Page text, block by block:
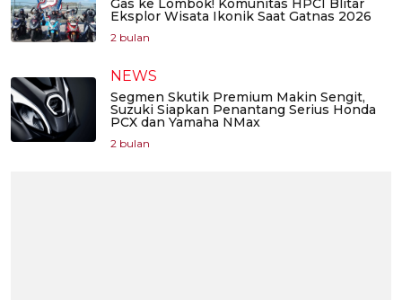
Gas ke Lombok! Komunitas HPCI Blitar
Eksplor Wisata Ikonik Saat Gatnas 2026
2 bulan
NEWS
Segmen Skutik Premium Makin Sengit,
Suzuki Siapkan Penantang Serius Honda
PCX dan Yamaha NMax
2 bulan